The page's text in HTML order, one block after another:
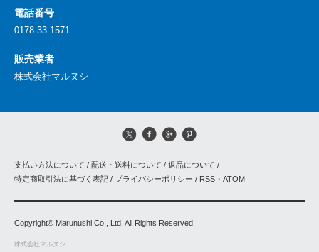
電話番号
0178-33-1571
販売業者
株式会社マルヌシ
支払い方法について / 配送・送料について / 返品について /
特定商取引法に基づく表記 / プライバシーポリシー / RSS ・ ATOM
Copyright© Marunushi Co., Ltd. All Rights Reserved.
株式会社マルヌシ